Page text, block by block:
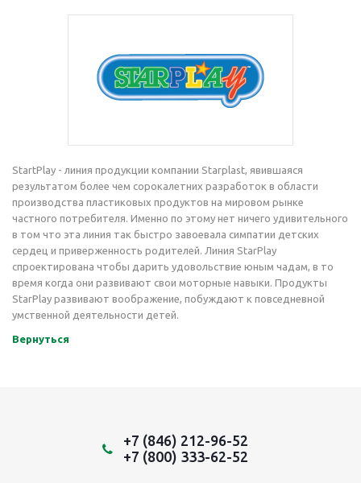
StartPlay - линия продукции компании Starplast, явившаяся
результатом более чем сорокалетних разработок в области
производства пластиковых продуктов на мировом рынке
частного потребителя. Именно по этому нет ничего удивительного
в том что эта линия так быстро завоевала симпатии детских
сердец и приверженность родителей. Линия StarPlay
спроектирована чтобы дарить удовольствие юным чадам, в то
время когда они развивают свои моторные навыки. Продукты
StarPlay развивают воображение, побуждают к повседневной
умственной деятельности детей.
Вернуться
+7 (846) 212-96-52
+7 (800) 333-62-52